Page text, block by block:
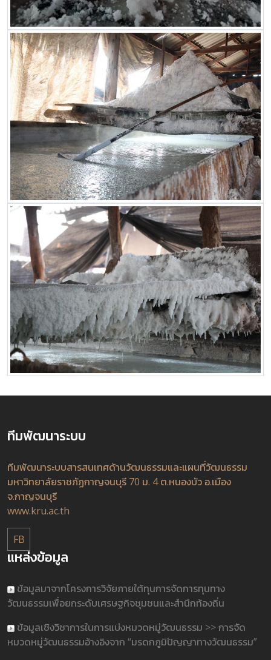
ทีมพัฒนาระบบ
ทีมพัฒนาระบบสารสนเทศด้านวัฒนธรรมและแผนที่วัฒนธรรม
มหาวิทยาลัยราชภัฏกาญจนบุรี 70 ม. 4 ต.หนองบัว อ.เมือง
จ.กาญจนบุรี
www.kru.ac.th
FB
แหล่งข้อมูล
ข้อมูลมาจากโครงการวิจัยภายใต้ทุนการจัดการทุนทาง
วัฒนธรรมเพื่อยกระดับเศรษฐกิจชุมชนและสำนึกท้องถิ่น
ข้อมูลเชิงวิชาการในการแบ่งหมวดหมู่วัฒนธรรม >> การจัด
หมวดหมู่วัฒนธรรมอ้างอิงจาก “มรดกภูมิปัญญาทางวัฒนธรรม”